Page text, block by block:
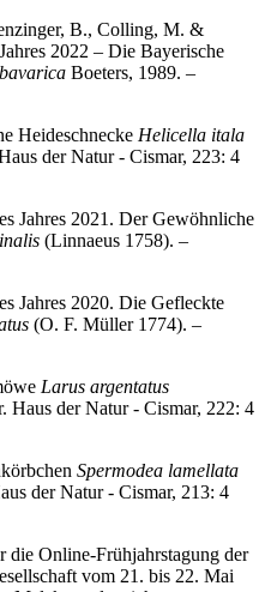
B., Colling, M. &
2022 – Die Bayerische
Boeters, 1989. –
Heideschnecke Helicella itala
der Natur - Cismar, 223: 4
Jahres 2021. Der Gewöhnliche
(Linnaeus 1758). –
Jahres 2020. Die Gefleckte
(O. F. Müller 1774). –
Larus argentatus
Haus der Natur - Cismar, 222: 4
Spermodea lamellata
der Natur - Cismar, 213: 4
die Online-Frühjahrstagung der
vom 21. bis 22. Mai